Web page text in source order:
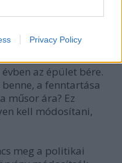
Privacy Policy
fogják.
fölösles, azt el lehet
az épület bére.
a fenntartása
műsor ára? Ez
kell módosítani,
meg a politikai